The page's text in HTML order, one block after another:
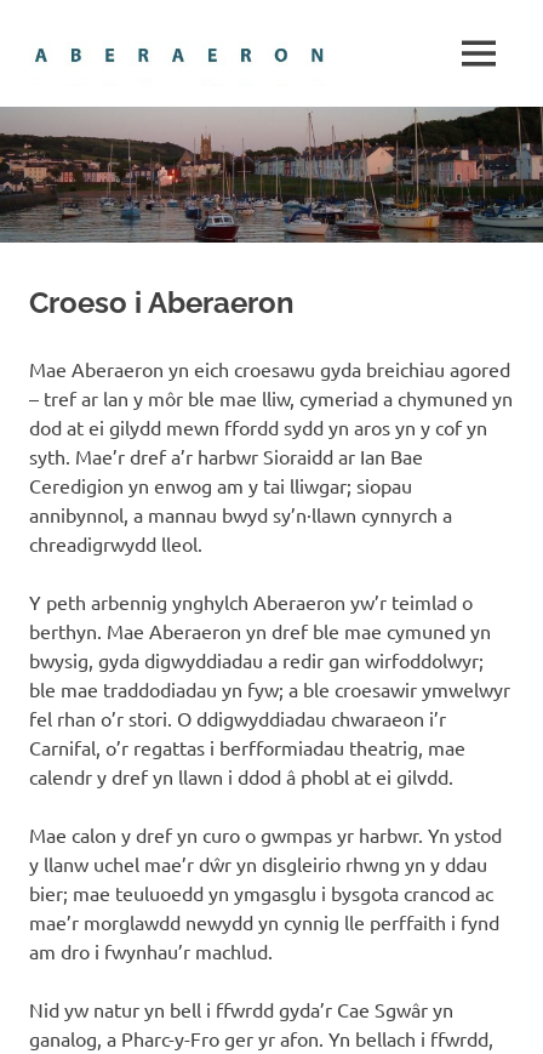
of
Cardigan
Bay
MENU
Croeso i Aberaeron
Mae Aberaeron yn eich croesawu gyda breichiau agored
– tref ar lan y môr ble mae lliw, cymeriad a chymuned yn
dod at ei gilydd mewn ffordd sydd yn aros yn y cof yn
syth. Mae’r dref a’r harbwr Sioraidd ar Ian Bae
Ceredigion yn enwog am y tai lliwgar; siopau
annibynnol, a mannau bwyd sy’n·llawn cynnyrch a
chreadigrwydd lleol.
Y peth arbennig ynghylch Aberaeron yw’r teimlad o
berthyn. Mae Aberaeron yn dref ble mae cymuned yn
bwysig, gyda digwyddiadau a redir gan wirfoddolwyr;
ble mae traddodiadau yn fyw; a ble croesawir ymwelwyr
fel rhan o’r stori. O ddigwyddiadau chwaraeon i’r
Carnifal, o’r regattas i berfformiadau theatrig, mae
calendr y dref yn llawn i ddod â phobl at ei gilvdd.
Mae calon y dref yn curo o gwmpas yr harbwr. Yn ystod
y llanw uchel mae’r dŵr yn disgleirio rhwng yn y ddau
bier; mae teuluoedd yn ymgasglu i bysgota crancod ac
mae’r morglawdd newydd yn cynnig lle perffaith i fynd
am dro i fwynhau’r machlud.
Nid yw natur yn bell i ffwrdd gyda’r Cae Sgwâr yn
ganalog, a Pharc-y-Fro ger yr afon. Yn bellach i ffwrdd,